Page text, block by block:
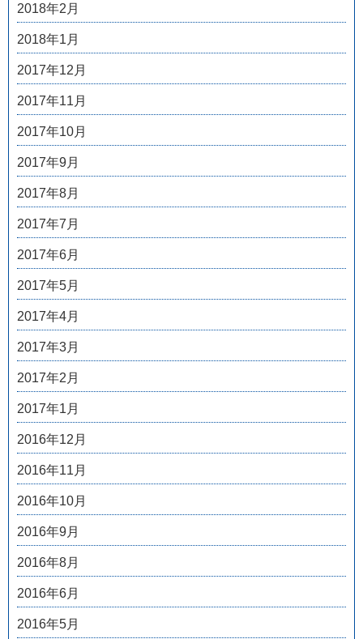
2018年2月
2018年1月
2017年12月
2017年11月
2017年10月
2017年9月
2017年8月
2017年7月
2017年6月
2017年5月
2017年4月
2017年3月
2017年2月
2017年1月
2016年12月
2016年11月
2016年10月
2016年9月
2016年8月
2016年6月
2016年5月